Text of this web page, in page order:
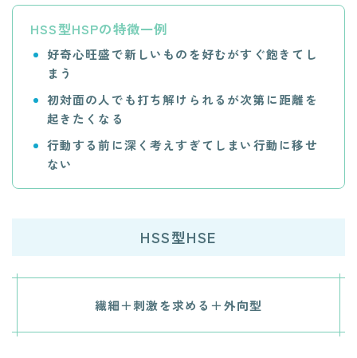
HSS型HSPの特徴一例
好奇心旺盛で新しいものを好むがすぐ飽きてし
まう
初対面の人でも打ち解けられるが次第に距離を
起きたくなる
行動する前に深く考えすぎてしまい行動に移せ
ない
HSS型HSE
繊細＋刺激を求める＋外向型